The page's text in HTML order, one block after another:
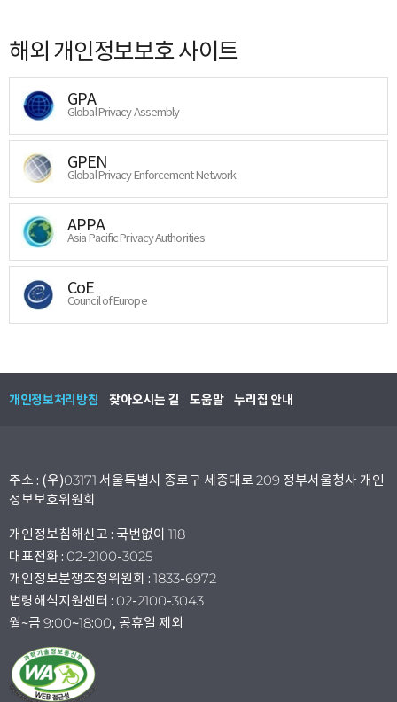
해외 개인정보보호 사이트
GPA
Global Privacy Assembly
GPEN
Global Privacy Enforcement Network
APPA
Asia Pacific Privacy Authorities
CoE
Council of Europe
개인정보처리방침 찾아오시는 길 도움말 누리집 안내
주소 : (우)03171 서울특별시 종로구 세종대로 209 정부서울청사 개인
정보보호위원회
개인정보침해신고 : 국번없이 118
대표전화 : 02-2100-3025
개인정보분쟁조정위원회 : 1833-6972
법령해석지원센터 : 02-2100-3043
월~금 9:00~18:00, 공휴일 제외